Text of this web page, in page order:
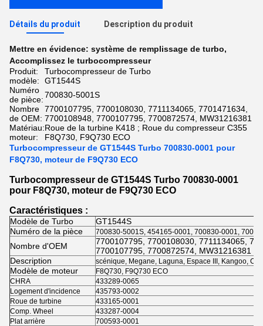
Détails du produit Description du produit
Mettre en évidence: système de remplissage de turbo,
Accomplissez le turbocompresseur
Produit:
Turbocompresseur de Turbo
modèle:
GT1544S
Numéro
de pièce:700830-5001S
Nombre
de OEM:
7700107795, 7700108030, 7711134065, 7701471634,
7700108948, 7700107795, 7700872574, MW31216381
Matériau:Roue de la turbine K418 ; Roue du compresseur C355
moteur:
F8Q730, F9Q730 ECO
Turbocompresseur de GT1544S Turbo 700830-0001 pour
F8Q730, moteur de F9Q730 ECO
Turbocompresseur de GT1544S Turbo 700830-0001
pour F8Q730, moteur de F9Q730 ECO
Caractéristiques :
Modèle de Turbo
GT1544S
Numéro de la pièce
700830-5001S, 454165-0001, 700830-0001,
Nombre d'OEM
7700107795, 7700108030, 7711134065,
7700107795, 7700872574, MW31216381
Description
scénique, Megane, Laguna, Espace III, Kangoo, Clio
Modèle de moteur
F8Q730, F9Q730 ECO
CHRA
433289-0065
Logement d'incidence
435793-0002
Roue de turbine
433165-0001
Comp. Wheel
433287-0004
Plat arrière
700593-0001